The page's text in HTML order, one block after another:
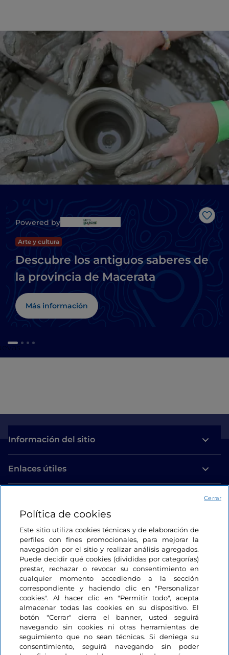
Me
Powered by
Arte y cultura
Descubre los antiguos saberes de
la provincia de Macerata
Más información
Información del sitio
Enlaces útiles
Estamos en contacto
Política de cookies
Este sitio utiliza cookies técnicas y de elaboración de
perfiles con fines promocionales, para mejorar la
navegación por el sitio y realizar análisis agregados.
Puede decidir qué cookies (divididas por categorías)
prestar, rechazar o revocar su consentimiento en
cualquier momento accediendo a la sección
correspondiente y haciendo clic en "Personalizar
cookies". Al hacer clic en "Permitir todo", acepta
almacenar todas las cookies en su dispositivo. El
botón "Cerrar" cierra el banner, usted seguirá
navegando sin cookies ni otras herramientas de
seguimiento que no sean técnicas. Si deniega su
consentimiento, seguirá navegando sin poder
Cerrar